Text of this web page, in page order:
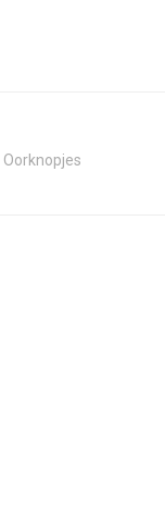
Oorknopjes